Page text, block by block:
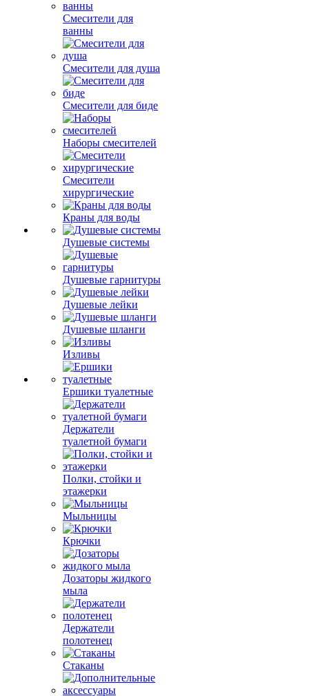
Смесители для
ванны
Смесители для душа
Смесители для биде
Наборы смесителей
Смесители
хирургические
Краны для воды
Душевые системы
Душевые гарнитуры
Душевые лейки
Душевые шланги
Изливы
Ершики туалетные
Держатели
туалетной бумаги
Полки, стойки и
этажерки
Мыльницы
Крючки
Дозаторы жидкого
мыла
Держатели
полотенец
Стаканы